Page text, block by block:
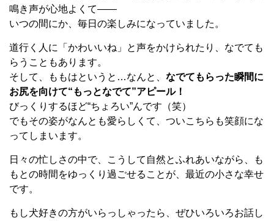
鳴き声が心地よくて――
いつの間にか、毎日の楽しみになっていました。
道行く人に「かわいいね」と声をかけられたり、なでても
らうこともあります。
そして、ももはというと…なんと、 なでてもらった瞬間に
お尻を向けて“もっとなでて”アピール！
びっくりするほど“ちょろい”んです（笑）
でもその姿がなんとも愛らしくて、ついこちらも笑顔にな
ってしまいます。
日々の忙しさの中で、こうして自然とふれあいながら、も
もとの時間をゆっくり過ごせることが、最近の小さな幸せ
です。
もし犬好きの方がいらっしゃったら、ぜひいろいろお話し